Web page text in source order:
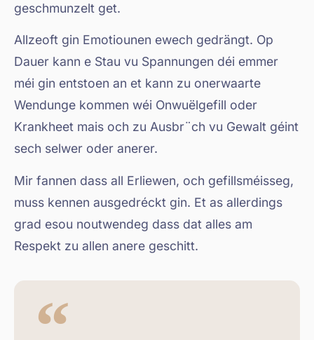
geschmunzelt get.
Allzeoft gin Emotiounen ewech gedrängt. Op
Dauer kann e Stau vu Spannungen déi emmer
méi gin entstoen an et kann zu onerwaarte
Wendunge kommen wéi Onwuëlgefill oder
Krankheet mais och zu Ausbr¨ch vu Gewalt géint
sech selwer oder anerer.
Mir fannen dass all Erliewen, och gefillsméisseg,
muss kennen ausgedréckt gin. Et as allerdings
grad esou noutwendeg dass dat alles am
Respekt zu allen anere geschitt.